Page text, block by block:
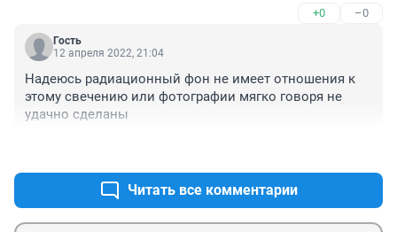
+0 –0
Гость
12 апреля 2022, 21:04
Надеюсь радиационный фон не имеет отношения к
этому свечению или фотографии мягко говоря не
удачно сделаны
Читать все комментарии